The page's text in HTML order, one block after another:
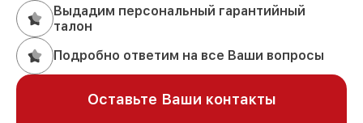
Выдадим персональный гарантийный
талон
Подробно ответим на все Ваши вопросы
Оставьте Ваши контакты